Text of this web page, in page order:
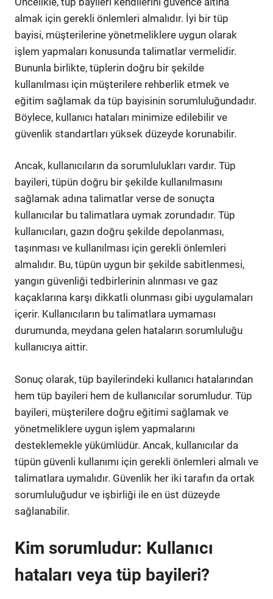
almak için gerekli önlemleri almalıdır. İyi bir tüp
bayisi, müşterilerine yönetmeliklere uygun olarak
işlem yapmaları konusunda talimatlar vermelidir.
Bununla birlikte, tüplerin doğru bir şekilde
kullanılması için müşterilere rehberlik etmek ve
eğitim sağlamak da tüp bayisinin sorumluluğundadır.
Böylece, kullanıcı hataları minimize edilebilir ve
güvenlik standartları yüksek düzeyde korunabilir.
Ancak, kullanıcıların da sorumlulukları vardır. Tüp
bayileri, tüpün doğru bir şekilde kullanılmasını
sağlamak adına talimatlar verse de sonuçta
kullanıcılar bu talimatlara uymak zorundadır. Tüp
kullanıcıları, gazın doğru şekilde depolanması,
taşınması ve kullanılması için gerekli önlemleri
almalıdır. Bu, tüpün uygun bir şekilde sabitlenmesi,
yangın güvenliği tedbirlerinin alınması ve gaz
kaçaklarına karşı dikkatli olunması gibi uygulamaları
içerir. Kullanıcıların bu talimatlara uymaması
durumunda, meydana gelen hataların sorumluluğu
kullanıcıya aittir.
Sonuç olarak, tüp bayilerindeki kullanıcı hatalarından
hem tüp bayileri hem de kullanıcılar sorumludur. Tüp
bayileri, müşterilere doğru eğitimi sağlamak ve
yönetmeliklere uygun işlem yapmalarını
desteklemekle yükümlüdür. Ancak, kullanıcılar da
tüpün güvenli kullanımı için gerekli önlemleri almalı ve
talimatlara uymalıdır. Güvenlik her iki tarafın da ortak
sorumluluğudur ve işbirliği ile en üst düzeyde
sağlanabilir.
Kim sorumludur: Kullanıcı
hataları veya tüp bayileri?